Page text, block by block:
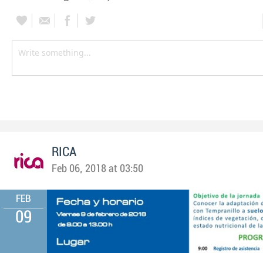
RICA
Feb 06, 2018 at 03:50
FEB
09